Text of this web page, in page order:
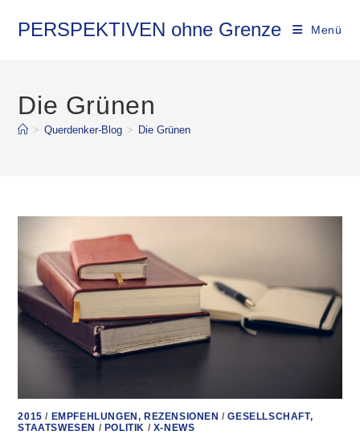
InhaltPERSPEKTIVEN ohne Grenze Menü
Die Grünen
> Querdenker-Blog > Die Grünen
2015 / EMPFEHLUNGEN, REZENSIONEN /GESELLSCHAFT,
STAATSWESEN / POLITIK / X-NEWS